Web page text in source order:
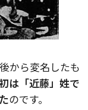
から変名したも
は「近藤」姓で
のです。